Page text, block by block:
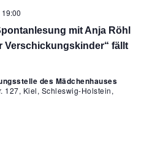
mit Anja Röhl
Verschickungskinder“ fällt
19:00
des Mädchenhauses
127, Kiel, Schleswig-Holstein,